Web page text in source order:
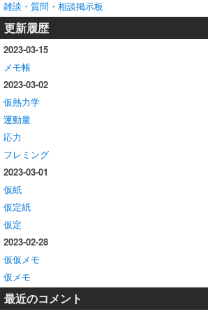
雑談・質問・相談掲示板
更新履歴
2023-03-15
メモ帳
2023-03-02
仮熱力学
運動量
応力
フレミング
2023-03-01
仮紙
仮定紙
仮定
2023-02-28
仮仮メモ
仮メモ
最近のコメント